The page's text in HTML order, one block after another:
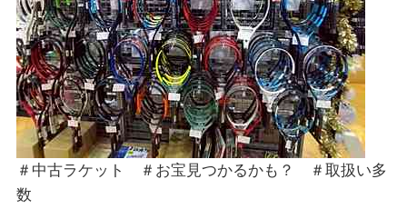
＃中古ラケット ＃お宝見つかるかも？ ＃取扱い多
数